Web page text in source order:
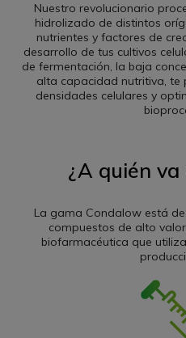
Nuestro revolucionario
hidrolizado de distintos
nutrientes y factores de
desarrollo de tus cultivos
de fermentación, la baja
alta capacidad nutritiva, te
densidades celulares y
¿A quién
La gama Condalow está
compuestos de alto
biofarmacéutica que